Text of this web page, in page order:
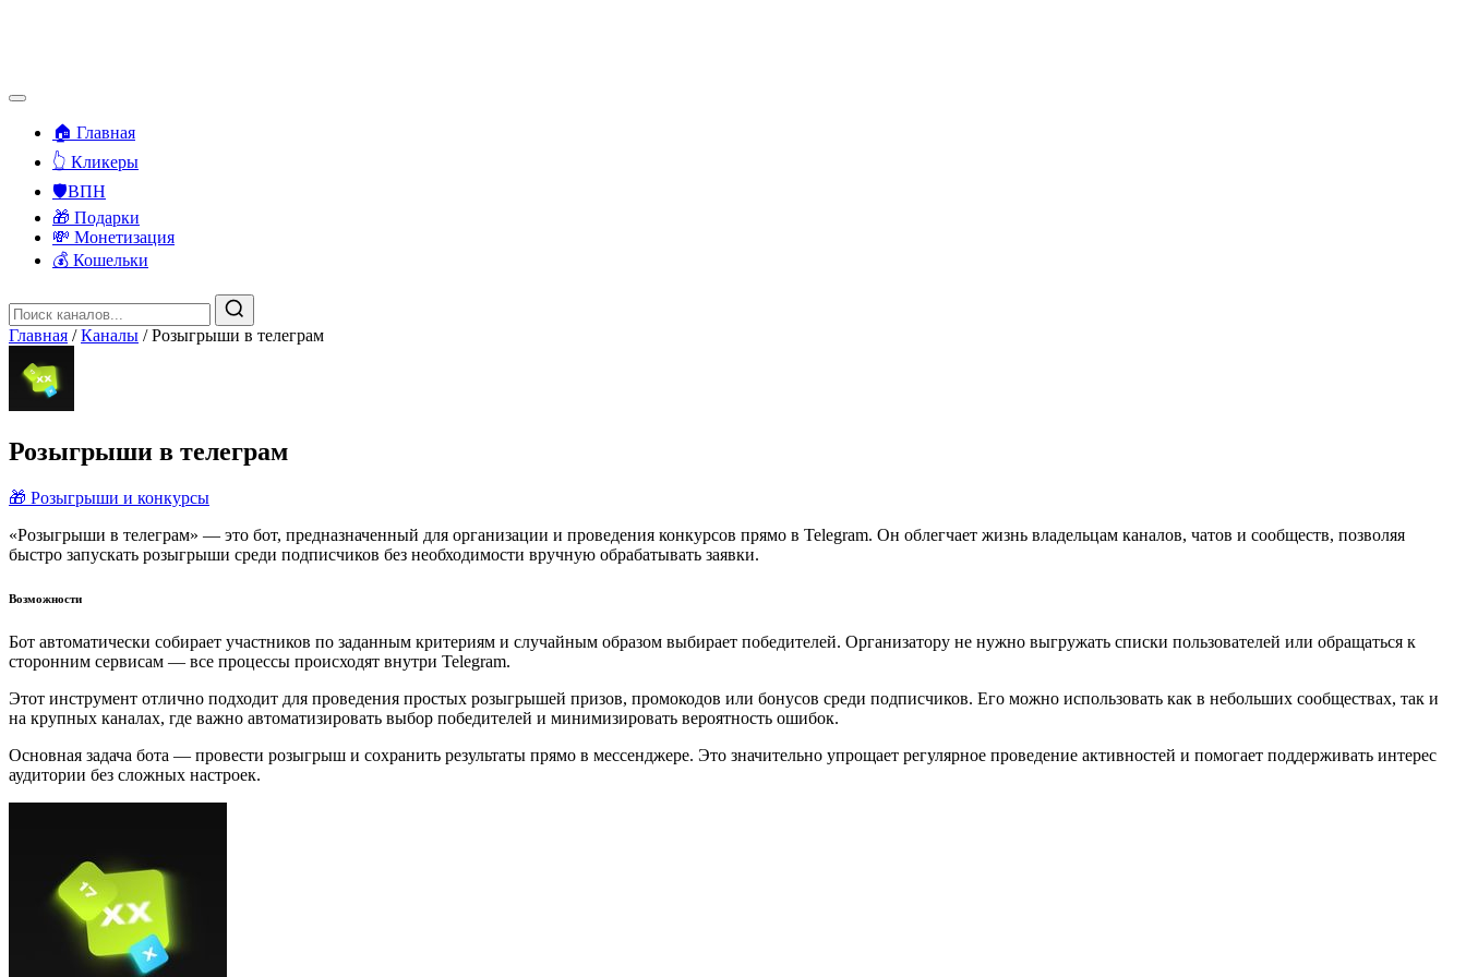
🏠 Главная
👆 Кликеры
🛡️ВПН
🎁 Подарки
💸 Монетизация
💰 Кошельки
Главная / Каналы / Розыгрыши в телеграм
Розыгрыши в телеграм
🎁 Розыгрыши и конкурсы
«Розыгрыши в телеграм» — это бот, предназначенный для организации и проведения конкурсов прямо в Telegram. Он облегчает жизнь владельцам каналов, чатов и сообществ, позволяя
быстро запускать розыгрыши среди подписчиков без необходимости вручную обрабатывать заявки.
Возможности
Бот автоматически собирает участников по заданным критериям и случайным образом выбирает победителей. Организатору не нужно выгружать списки пользователей или обращаться к
сторонним сервисам — все процессы происходят внутри Telegram.
Этот инструмент отлично подходит для проведения простых розыгрышей призов, промокодов или бонусов среди подписчиков. Его можно использовать как в небольших сообществах, так и
на крупных каналах, где важно автоматизировать выбор победителей и минимизировать вероятность ошибок.
Основная задача бота — провести розыгрыш и сохранить результаты прямо в мессенджере. Это значительно упрощает регулярное проведение активностей и помогает поддерживать интерес
аудитории без сложных настроек.